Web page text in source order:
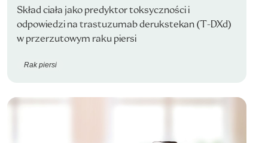
Skład ciała jako predyktor toksyczności i
odpowiedzi na trastuzumab derukstekan (T-DXd)
w przerzutowym raku piersi
Rak piersi